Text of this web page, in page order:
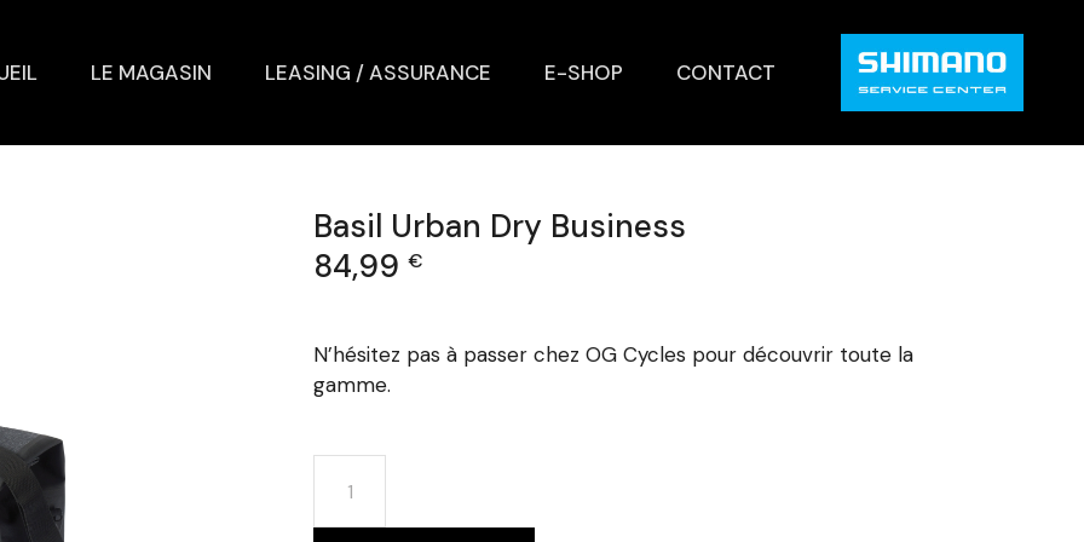
LE MAGASIN LEASING / ASSURANCE E-SHOP CONTACT
Basil Urban Dry Business
84,99 €
N’hésitez pas à passer chez OG Cycles pour découvrir toute la
gamme.